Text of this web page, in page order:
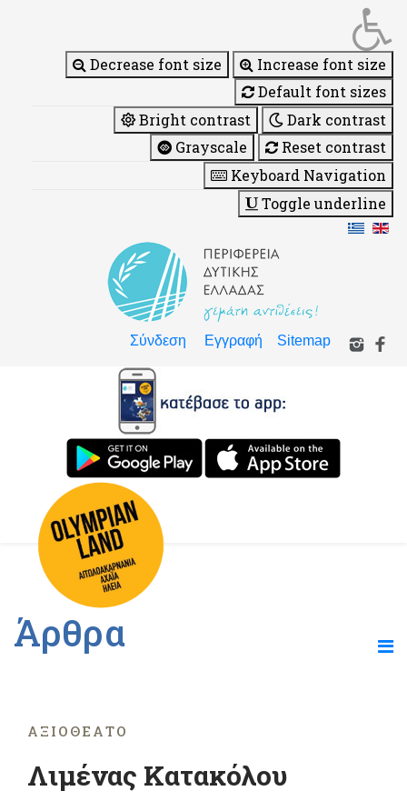
Decrease font size
Increase font size
Default font sizes
Bright contrast
Dark contrast
Grayscale
Reset contrast
Keyboard Navigation
Toggle underline
Σύνδεση Εγγραφή Sitemap
Άρθρα
ΑΞΙΟΘΈΑΤΟ
Λιμένας Κατακόλου